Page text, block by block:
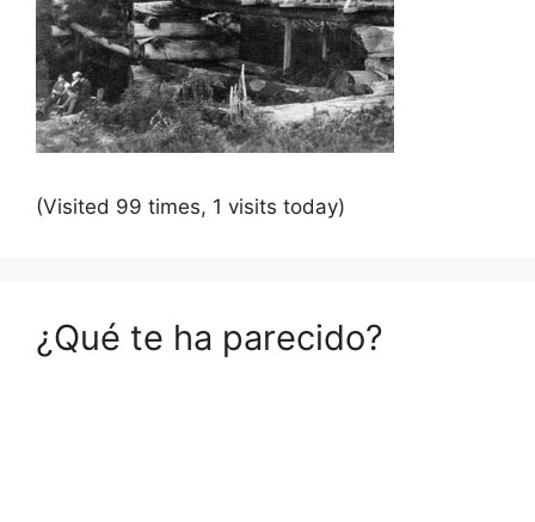
(Visited 99 times, 1 visits today)
¿Qué te ha parecido?